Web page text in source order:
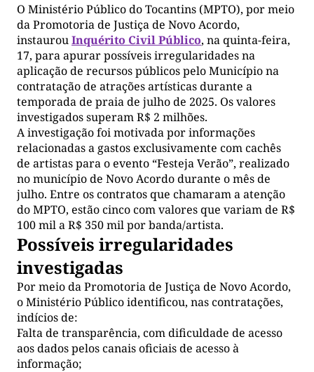
O Ministério Público do Tocantins (MPTO), por meio
da Promotoria de Justiça de Novo Acordo,
instaurouInquérito Civil Público, na quinta-feira,
17, para apurar possíveis irregularidades na
aplicação de recursos públicos pelo Município na
contratação de atrações artísticas durante a
temporada de praia de julho de 2025. Os valores
investigados superam R$ 2 milhões.
A investigação foi motivada por informações
relacionadas a gastos exclusivamente com cachês
de artistas para o evento “Festeja Verão”, realizado
no município de Novo Acordo durante o mês de
julho. Entre os contratos que chamaram a atenção
do MPTO, estão cinco com valores que variam de R$
100 mil a R$ 350 mil por banda/artista.
Possíveis irregularidades
investigadas
Por meio da Promotoria de Justiça de Novo Acordo,
o Ministério Público identificou, nas contratações,
indícios de:
Falta de transparência, com dificuldade de acesso
aos dados pelos canais oficiais de acesso à
informação;